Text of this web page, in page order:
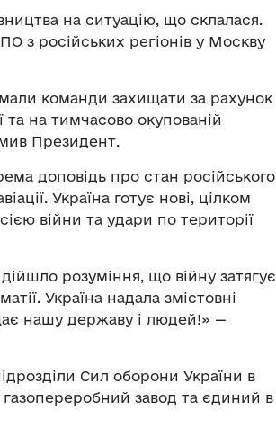
на ситуацію, що склалася.
з російських регіонів у Москву
команди захищати за рахунок
та на тимчасово окупованій
Президент.
доповідь про стан російського
Україна готує нові, цілком
війни та удари по території
розуміння, що війну затягує
Україна надала змістовні
нашу державу і людей!» —
Сил оборони України в
завод та єдиний в